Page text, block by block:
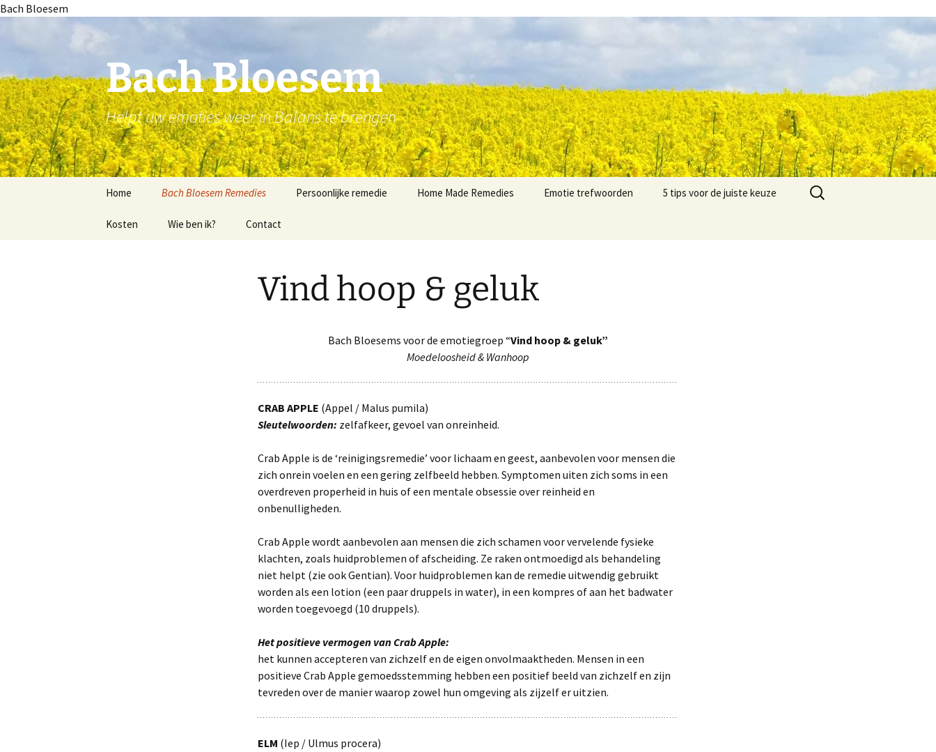
Bach Bloesem
inhoud
Bach Bloesem
Helpt uw emoties weer in Balans te brengen
Home Bach Bloesem Remedies
De juiste Bach Bloesem
Persoonlijke remedie Home Made Remedies Emotie trefwoorden 5 tips voor de juiste keuze
Kosten Wie ben ik? Contact
Zoeken
naar:
Vind hoop & geluk
Bach Bloesems voor de emotiegroep “Vind hoop & geluk”
Moedeloosheid & Wanhoop
CRAB APPLE (Appel / Malus pumila)
Sleutelwoorden: zelfafkeer, gevoel van onreinheid.
Crab Apple is de ‘reinigingsremedie’ voor lichaam en geest, aanbevolen voor mensen die
zich onrein voelen en een gering zelfbeeld hebben. Symptomen uiten zich soms in een
overdreven properheid in huis of een mentale obsessie over reinheid en
onbenulligheden.
Crab Apple wordt aanbevolen aan mensen die zich schamen voor vervelende fysieke
klachten, zoals huidproblemen of afscheiding. Ze raken ontmoedigd als behandeling
niet helpt (zie ook Gentian). Voor huidproblemen kan de remedie uitwendig gebruikt
worden als een lotion (een paar druppels in water), in een kompres of aan het badwater
worden toegevoegd (10 druppels).
Het positieve vermogen van Crab Apple:
het kunnen accepteren van zichzelf en de eigen onvolmaaktheden. Mensen in een
positieve Crab Apple gemoedsstemming hebben een positief beeld van zichzelf en zijn
tevreden over de manier waarop zowel hun omgeving als zijzelf er uitzien.
ELM (Iep / Ulmus procera)